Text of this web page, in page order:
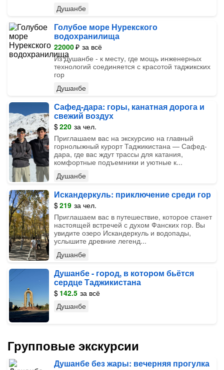
Душанбе
Голубое море Нурекского
водохранилища
22000₽ за всё
Из Душанбе - к месту, где мощь инженерных
технологий соединяется с красотой таджикских
гор
Душанбе
Сафед-дара: горы, канатная дорога и
свежий воздух
$220 за чел.
Приглашаем вас на экскурсию на главный
горнолыжный курорт Таджикистана — Сафед-
дара, где вас ждут трассы для катания,
комфортные подъемники и уютные к...
Душанбе
Искандеркуль: приключение среди гор
$219 за чел.
Приглашаем вас в путешествие, которое станет
настоящей встречей с духом Фанских гор. Вы
увидите озеро Искандеркуль и водопады,
услышите древние легенд...
Душанбе
Душанбе - город, в котором бьётся
сердце Таджикистана
$ 142.5 за всё
Душанбе
Групповые экскурсии
Душанбе без жары: вечерняя прогулка